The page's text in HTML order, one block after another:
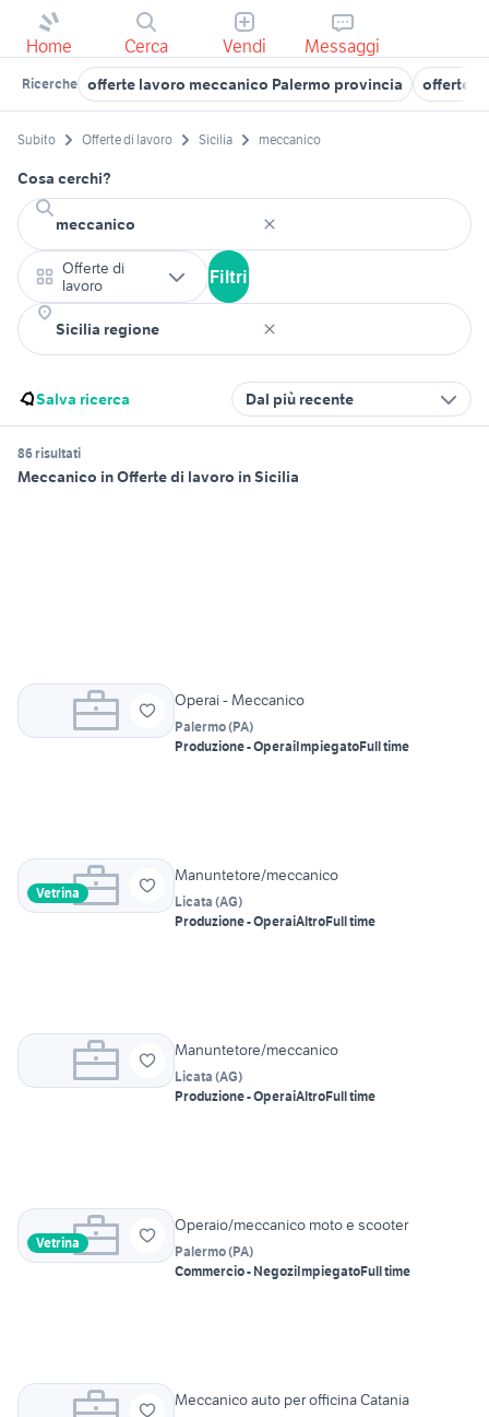
Home Cerca Vendi Messaggi
Ricerche offerte lavoro meccanico Palermo provincia offerte
Subito Offerte di lavoro Sicilia meccanico
Cosa cerchi?
Offerte di
lavoro
Filtri
Salva ricerca Dal più recente
86 risultati
Meccanico in Offerte di lavoro in Sicilia
Operai - Meccanico
Palermo(PA)
Produzione - OperaiImpiegatoFull time
Vetrina
Manuntetore/meccanico
Licata (AG)
Produzione - OperaiAltroFull time
Manuntetore/meccanico
Licata (AG)
Produzione - OperaiAltroFull time
Vetrina
Operaio/meccanico moto e scooter
Palermo(PA)
Commercio - NegoziImpiegatoFull time
Meccanico auto per officina Catania